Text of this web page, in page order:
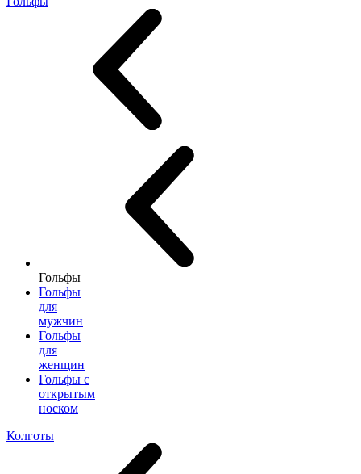
Гольфы
Гольфы
для
мужчин
Гольфы
для
женщин
Гольфы с
открытым
носком
Колготы